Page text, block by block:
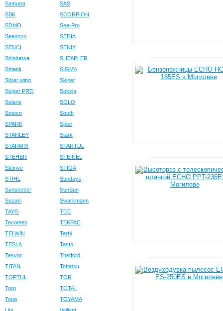
Samurai
SAS
SBK
SCORPION
SDMO
Sea-Pro
Seanovo
SEDIA
SENCI
SENIX
Shindaiwa
SHTAPLER
Shtenli
SIGMA
Silver wing
Skiper
Skiper PRO
Sokkia
Solaris
SOLO
Soteco
South
SPARK
Spec
STANLEY
Stark
STARMIX
STARTUL
STEHER
STEINEL
Steinve
STIGA
STIHL
Sundays
Sunseeker
SunSun
Suzuki
Swarkmann
TAYG
TCC
Tecomec
TEKPAC
TELWIN
Terhi
TESLA
Testo
Tesvor
Thetford
TITAN
Tohatsu
TOPTUL
TOR
Toro
TOTAL
Toua
TOYAMA